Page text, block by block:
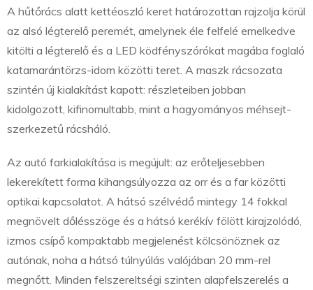
A hűtőrács alatt kettéoszló keret határozottan rajzolja körül
az alsó légterelő peremét, amelynek éle felfelé emelkedve
kitölti a légterelő és a LED ködfényszórókat magába foglaló
katamarántörzs-idom közötti teret. A maszk rácsozata
szintén új kialakítást kapott: részleteiben jobban
kidolgozott, kifinomultabb, mint a hagyományos méhsejt-
szerkezetű rácsháló.
Az autó farkialakítása is megújult: az erőteljesebben
lekerekített forma kihangsúlyozza az orr és a far közötti
optikai kapcsolatot. A hátsó szélvédő mintegy 14 fokkal
megnövelt dőlésszöge és a hátsó kerékív fölött kirajzolódó,
izmos csípő kompaktabb megjelenést kölcsönöznek az
autónak, noha a hátsó túlnyúlás valójában 20 mm-rel
megnőtt. Minden felszereltségi szinten alapfelszerelés a